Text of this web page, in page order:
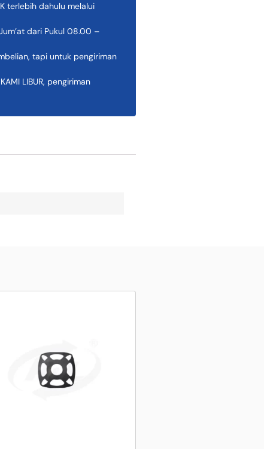
terlebih dahulu melalui
dari Pukul 08.00 –
tapi untuk pengiriman
LIBUR, pengiriman